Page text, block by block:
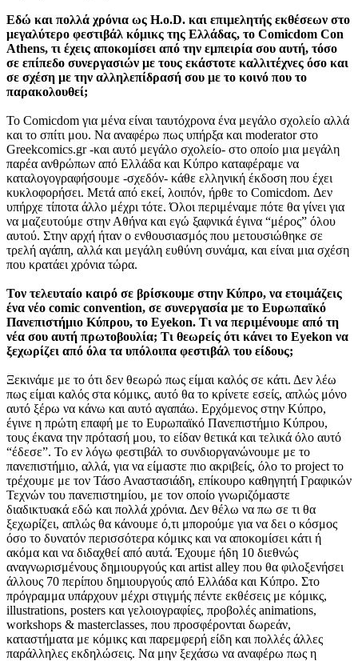
Εδώ και πολλά χρόνια ως H.o.D. και επιμελητής εκθέσεων στο
μεγαλύτερο φεστιβάλ κόμικς της Ελλάδας, το Comicdom Con
Athens, τι έχεις αποκομίσει από την εμπειρία σου αυτή, τόσο
σε επίπεδο συνεργασιών με τους εκάστοτε καλλιτέχνες όσο και
σε σχέση με την αλληλεπίδρασή σου με το κοινό που το
παρακολουθεί;
To Comicdom για μένα είναι ταυτόχρονα ένα μεγάλο σχολείο αλλά
και το σπίτι μου. Να αναφέρω πως υπήρξα και moderator στο
Greekcomics.gr -και αυτό μεγάλο σχολείο- στο οποίο μια μεγάλη
παρέα ανθρώπων από Ελλάδα και Κύπρο καταφέραμε να
καταλογογραφήσουμε -σχεδόν- κάθε ελληνική έκδοση που έχει
κυκλοφορήσει. Μετά από εκεί, λοιπόν, ήρθε το Comicdom. Δεν
υπήρχε τίποτα άλλο μέχρι τότε. Όλοι περιμέναμε πότε θα γίνει για
να μαζευτούμε στην Αθήνα και εγώ ξαφνικά έγινα “μέρος” όλου
αυτού. Στην αρχή ήταν ο ενθουσιασμός που μετουσιώθηκε σε
τρελή αγάπη, αλλά και μεγάλη ευθύνη συνάμα, και είναι μια σχέση
που κρατάει χρόνια τώρα.
Τον τελευταίο καιρό σε βρίσκουμε στην Κύπρο, να ετοιμάζεις
ένα νέο comic convention, σε συνεργασία με το Ευρωπαϊκό
Πανεπιστήμιο Κύπρου, το Eyekon. Τι να περιμένουμε από τη
νέα σου αυτή πρωτοβουλία; Τι θεωρείς ότι κάνει το Eyekon να
ξεχωρίζει από όλα τα υπόλοιπα φεστιβάλ του είδους;
Ξεκινάμε με το ότι δεν θεωρώ πως είμαι καλός σε κάτι. Δεν λέω
πως είμαι καλός στα κόμικς, αυτό θα το κρίνετε εσείς, απλώς μόνο
αυτό ξέρω να κάνω και αυτό αγαπάω. Ερχόμενος στην Κύπρο,
έγινε η πρώτη επαφή με το Ευρωπαϊκό Πανεπιστήμιο Κύπρου,
τους έκανα την πρότασή μου, το είδαν θετικά και τελικά όλο αυτό
“έδεσε”. Το εν λόγω φεστιβάλ το συνδιοργανώνουμε με το
πανεπιστήμιο, αλλά, για να είμαστε πιο ακριβείς, όλο το project το
τρέχουμε με τον Τάσο Αναστασιάδη, επίκουρο καθηγητή Γραφικών
Τεχνών του πανεπιστημίου, με τον οποίο γνωριζόμαστε
διαδικτυακά εδώ και πολλά χρόνια. Δεν θέλω να πω σε τι θα
ξεχωρίζει, απλώς θα κάνουμε ό,τι μπορούμε για να δει ο κόσμος
όσο το δυνατόν περισσότερα κόμικς και να αποκομίσει κάτι ή
ακόμα και να διδαχθεί από αυτά. Έχουμε ήδη 10 διεθνώς
αναγνωρισμένους δημιουργούς και artist alley που θα φιλοξενήσει
άλλους 70 περίπου δημιουργούς από Ελλάδα και Κύπρο. Στο
πρόγραμμα υπάρχουν μέχρι στιγμής πέντε εκθέσεις με κόμικς,
illustrations, posters και γελοιογραφίες, προβολές animations,
workshops & masterclasses, που προσφέρονται δωρεάν,
καταστήματα με κόμικς και παρεμφερή είδη και πολλές άλλες
παράλληλες εκδηλώσεις. Να μην ξεχάσω να αναφέρω πως η